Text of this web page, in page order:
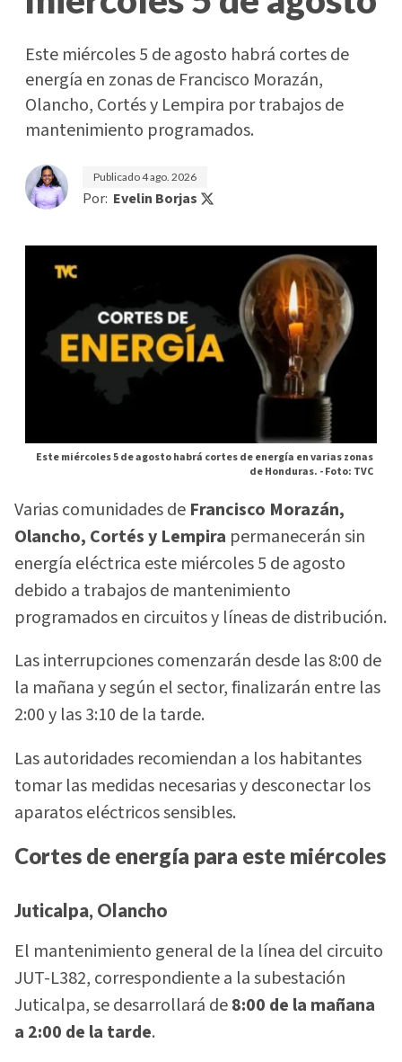
Este miércoles 5 de agosto habrá cortes de
energía en zonas de Francisco Morazán,
Olancho, Cortés y Lempira por trabajos de
mantenimiento programados.
Publicado4 ago. 2026
Por: Evelin Borjas
Este miércoles 5 de agosto habrá cortes de energía en varias zonas
de Honduras. -Foto: TVC
Varias comunidades de Francisco Morazán,
Olancho, Cortés y Lempira permanecerán sin
energía eléctrica este miércoles 5 de agosto
debido a trabajos de mantenimiento
programados en circuitos y líneas de distribución.
Las interrupciones comenzarán desde las 8:00 de
la mañana y según el sector, finalizarán entre las
2:00 y las 3:10 de la tarde.
Las autoridades recomiendan a los habitantes
tomar las medidas necesarias y desconectar los
aparatos eléctricos sensibles.
Cortes de energía para este miércoles
Juticalpa, Olancho
El mantenimiento general de la línea del circuito
JUT-L382, correspondiente a la subestación
Juticalpa, se desarrollará de8:00 de la mañana
a 2:00 de la tarde.